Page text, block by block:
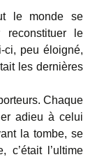
le monde se
le
ci, peu éloigné,
les dernières
Chaque
adieu à celui
la tombe, se
c’était l’ultime